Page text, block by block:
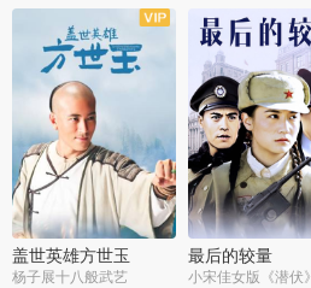
全36集
盖世英雄方世玉
杨子展十八般武艺
全28集
最后的较量
小宋佳女版《潜伏》